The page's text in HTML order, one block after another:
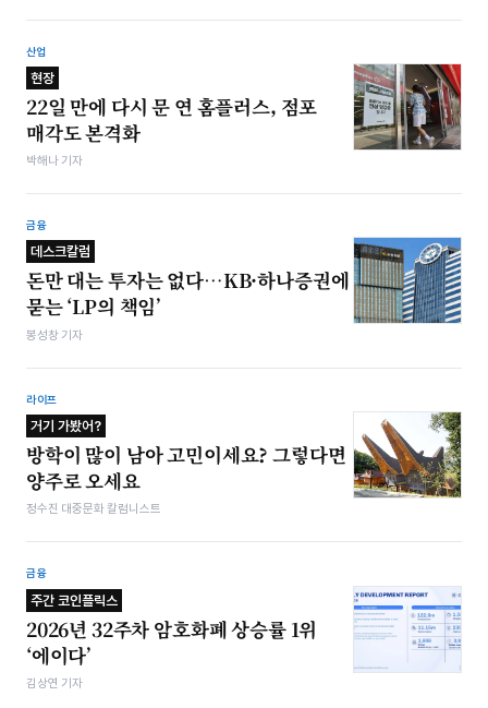
산업
현장
22일 만에 다시 문 연 홈플러스, 점포
매각도 본격화
박해나 기자
금융
데스크칼럼
돈만 대는 투자는 없다…KB·하나증권에
묻는 ‘LP의 책임’
봉성창 기자
라이프
거기 가봤어?
방학이 많이 남아 고민이세요? 그렇다면
양주로 오세요
정수진 대중문화 칼럼니스트
금융
주간 코인플릭스
2026년 32주차 암호화폐 상승률 1위
‘에이다’
김상연 기자